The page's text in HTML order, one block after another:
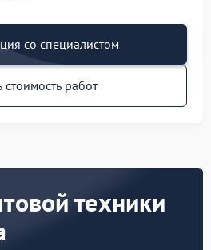
со специалистом
стоимость работ
техники